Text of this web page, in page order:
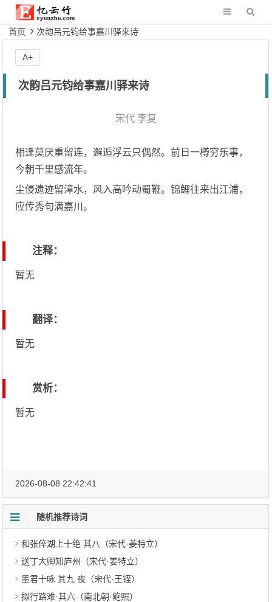
首页 次韵吕元钧给事嘉川驿来诗
次韵吕元钧给事嘉川驿来诗
宋代 李复
相逢莫厌重留连，邂逅浮云只偶然。前日一樽穷乐事，
今朝千里感流年。
尘侵遗迹留漳水，风入高吟动蜀鞭。锦鲤往来出江浦，
应传秀句满嘉川。
注释：
暂无
翻译：
暂无
赏析：
暂无
A+
2026-08-08 22:42:41
随机推荐诗词
和张倅湖上十绝 其八（宋代·姜特立）
送丁大卿知庐州（宋代·姜特立）
墨君十咏 其九 夜（宋代·王铚）
拟行路难·其六（南北朝·鲍照）